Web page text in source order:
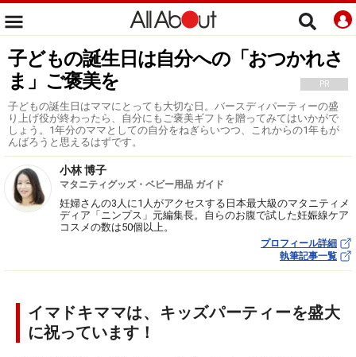
子どもの誕生日は自分への「おつかれさ
ま」ご褒美を
PR
子どもの誕生日はママにとっても大切な日。バースディパーティーの盛
り上げ役が終わったら、自分にもご褒美ギフトを贈ってみてはいかがで
しょう。1年分のママとしての自分をねぎらいつつ、これからの1年もが
んばろうと思えるはずです。
小林 博子
マタニティグッズ・ベビー用品 ガイド
妊婦さんの3人に1人がアクセスする日本最大級のマタニティメ
ディア「ニンプス」元編集長。自らのお腹で試した妊娠線ケア
コスメの数は50個以上。
プロフィール詳細
執筆記事一覧
イマドキママは、キッズパーティーを盛大
に祝っています！